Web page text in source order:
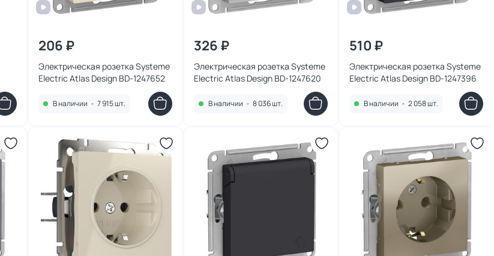
206 ₽
Электрическая розетка Systeme
Electric Atlas Design BD-1247652
В наличии • 7 915 шт.
326 ₽
Электрическая розетка Systeme
Electric Atlas Design BD-1247620
В наличии • 8 036 шт.
510 ₽
Электрическая розетка Systeme
Electric Atlas Design BD-1247396
В наличии • 2 058 шт.